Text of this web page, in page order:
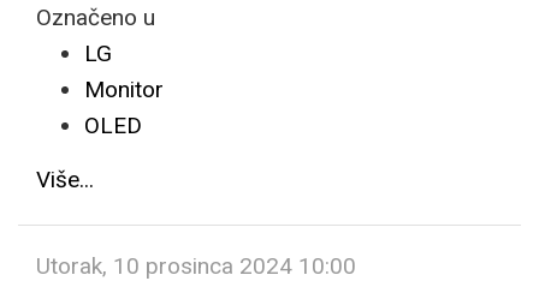
Označeno u
LG
Monitor
OLED
Više...
Utorak, 10 prosinca 2024 10:00